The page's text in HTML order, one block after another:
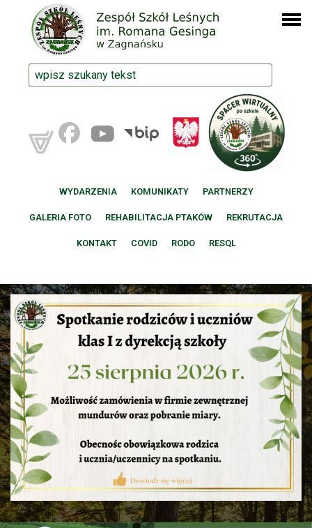
WYDARZENIA KOMUNIKATY PARTNERZY
GALERIA FOTO REHABILITACJA PTAKÓW REKRUTACJA
KONTAKT COVID RODO RESQL